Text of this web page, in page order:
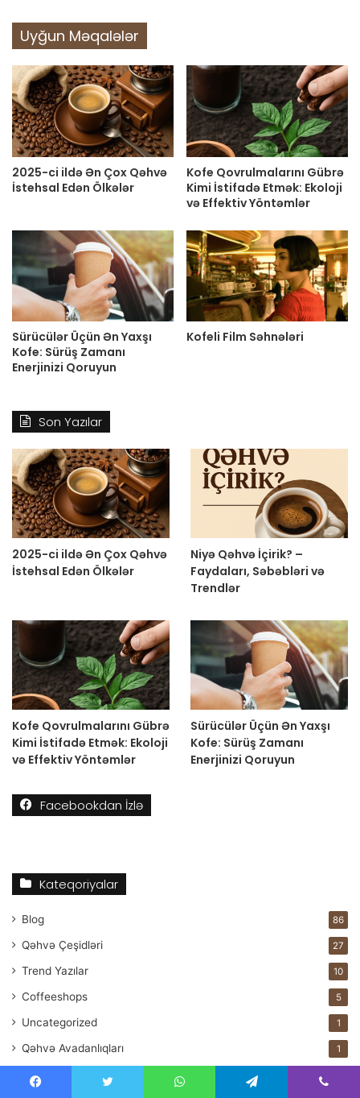
Uyğun Məqalələr
2025-ci ildə Ən Çox Qəhvə
İstehsal Edən Ölkələr
Kofe Qovrulmalarını Gübrə
Kimi İstifadə Etmək: Ekoloji
və Effektiv Yöntəmlər
Sürücülər Üçün Ən Yaxşı
Kofe: Sürüş Zamanı
Enerjinizi Qoruyun
Kofeli Film Səhnələri
Son Yazılar
2025-ci ildə Ən Çox Qəhvə
İstehsal Edən Ölkələr
Niyə Qəhvə İçirik? –
Faydaları, Səbəbləri və
Trendlər
Kofe Qovrulmalarını Gübrə
Kimi İstifadə Etmək: Ekoloji
və Effektiv Yöntəmlər
Sürücülər Üçün Ən Yaxşı
Kofe: Sürüş Zamanı
Enerjinizi Qoruyun
Facebookdan İzlə
Kateqoriyalar
Blog 86
Qəhvə Çeşidləri 27
Trend Yazılar 10
Coffeeshops 5
Uncategorized 1
Qəhvə Avadanlıqları 1